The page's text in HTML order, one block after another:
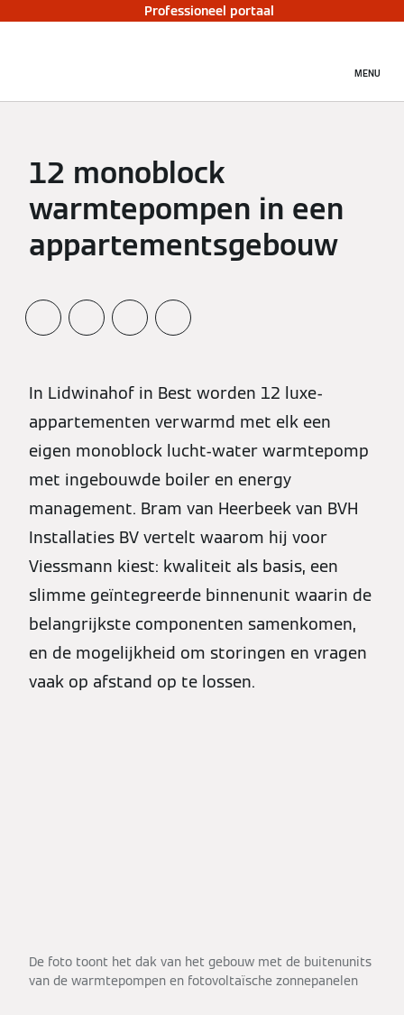
Professioneel portaal
MENU
12 monoblock
warmtepompen in een
appartementsgebouw
In Lidwinahof in Best worden 12 luxe-
appartementen verwarmd met elk een
eigen monoblock lucht-water warmtepomp
met ingebouwde boiler en energy
management. Bram van Heerbeek van BVH
Installaties BV vertelt waarom hij voor
Viessmann kiest: kwaliteit als basis, een
slimme geïntegreerde binnenunit waarin de
belangrijkste componenten samenkomen,
en de mogelijkheid om storingen en vragen
vaak op afstand op te lossen.
De foto toont het dak van het gebouw met de buitenunits
van de warmtepompen en fotovoltaïsche zonnepanelen